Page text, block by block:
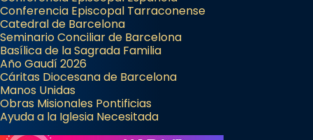
Conferencia Episcopal Tarraconense
Catedral de Barcelona
Seminario Conciliar de Barcelona
Basílica de la Sagrada Familia
Año Gaudí 2026
Cáritas Diocesana de Barcelona
Manos Unidas
Obras Misionales Pontificias
Ayuda a la Iglesia Necesitada